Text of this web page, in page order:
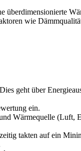
wie
geht über
ein.
Wärmequelle
takten auf ein